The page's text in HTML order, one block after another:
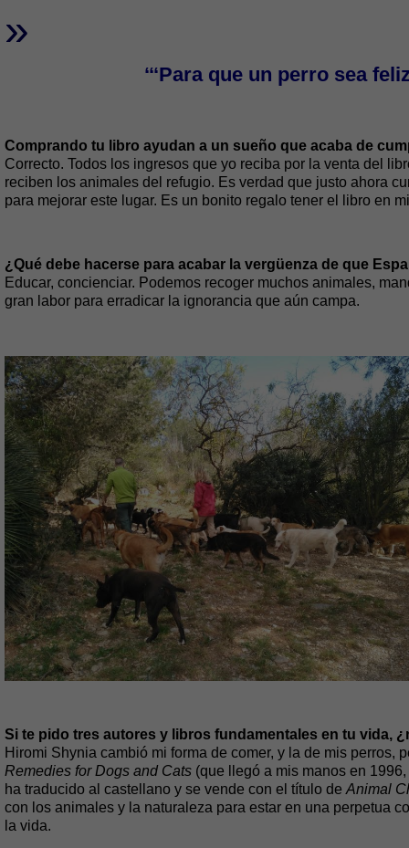
»
‘‘‘Para que un perro sea
Comprando tu libro ayudan a un sueño que acaba de
Correcto. Todos los ingresos que yo reciba por la venta del
reciben los animales del refugio. Es verdad que justo ahora
para mejorar este lugar. Es un bonito regalo tener el libro en
¿Qué debe hacerse para acabar la vergüenza de que
Educar, concienciar. Podemos recoger muchos animales,
gran labor para erradicar la ignorancia que aún campa.
Si te pido tres autores y libros fundamentales en tu vida,
Hiromi Shynia cambió mi forma de comer, y la de mis
Remedies for Dogs and Cats (que llegó a mis manos en
ha traducido al castellano y se vende con el título de Animal
con los animales y la naturaleza para estar en una perpetua
la vida.